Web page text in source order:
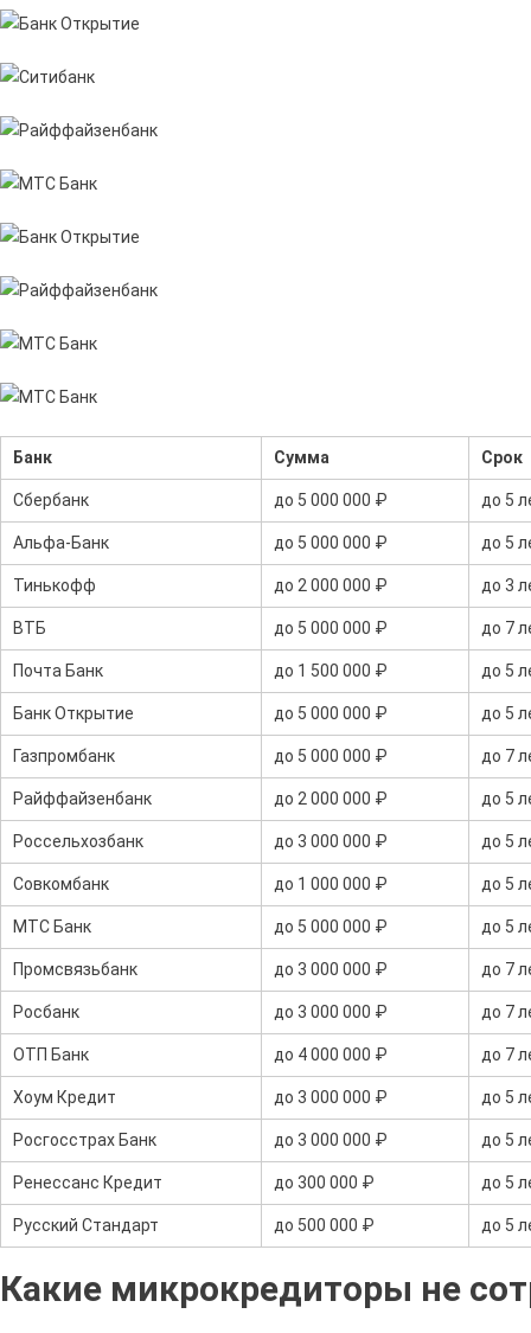
Банк Сумма Срок
Сбербанк до 5 000 000 ₽ до 5
Альфа-Банк до 5 000 000 ₽ до 5
Тинькофф до 2 000 000 ₽ до 3
ВТБ до 5 000 000 ₽ до 7
Почта Банк до 1 500 000 ₽ до 5
Банк Открытие до 5 000 000 ₽ до 5
Газпромбанк до 5 000 000 ₽ до 7
Райффайзенбанк до 2 000 000 ₽ до 5
Россельхозбанк до 3 000 000 ₽ до 5
Совкомбанк до 1 000 000 ₽ до 5
МТС Банк до 5 000 000 ₽ до 5
Промсвязьбанк до 3 000 000 ₽ до 7
Росбанк до 3 000 000 ₽ до 7
ОТП Банк до 4 000 000 ₽ до 7
Хоум Кредит до 3 000 000 ₽ до 5
Росгосстрах Банк до 3 000 000 ₽ до 5
Ренессанс Кредит до 300 000 ₽ до 5
Русский Стандарт до 500 000 ₽ до 5
Какие микрокредиторы не